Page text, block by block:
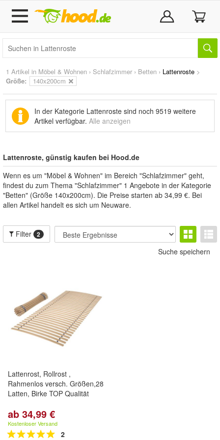
1 Artikel in Möbel & Wohnen › Schlafzimmer › Betten › Lattenroste >
Größe:
140x200cm
In der Kategorie Lattenroste sind noch 9519 weitere
Artikel verfügbar. Alle anzeigen
Lattenroste, günstig kaufen bei Hood.de
Wenn es um "Möbel & Wohnen" im Bereich "Schlafzimmer" geht,
findest du zum Thema "Schlafzimmer" 1 Angebote in der Kategorie
"Betten" (Größe 140x200cm). Die Preise starten ab 34,99 €. Bei
allen Artikel handelt es sich um Neuware.
Filter 2
Suche speichern
Lattenrost, Rollrost ,
Rahmenlos versch. Größen,28
Latten, Birke TOP Qualität
ab 34,99 €
Kostenloser Versand
2